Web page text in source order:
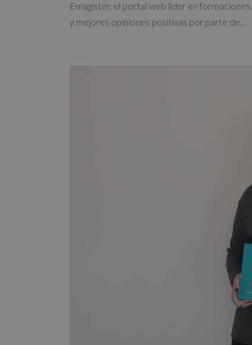
Emagister, el portal web líder en
y mejores opiniones positivas por parte de...